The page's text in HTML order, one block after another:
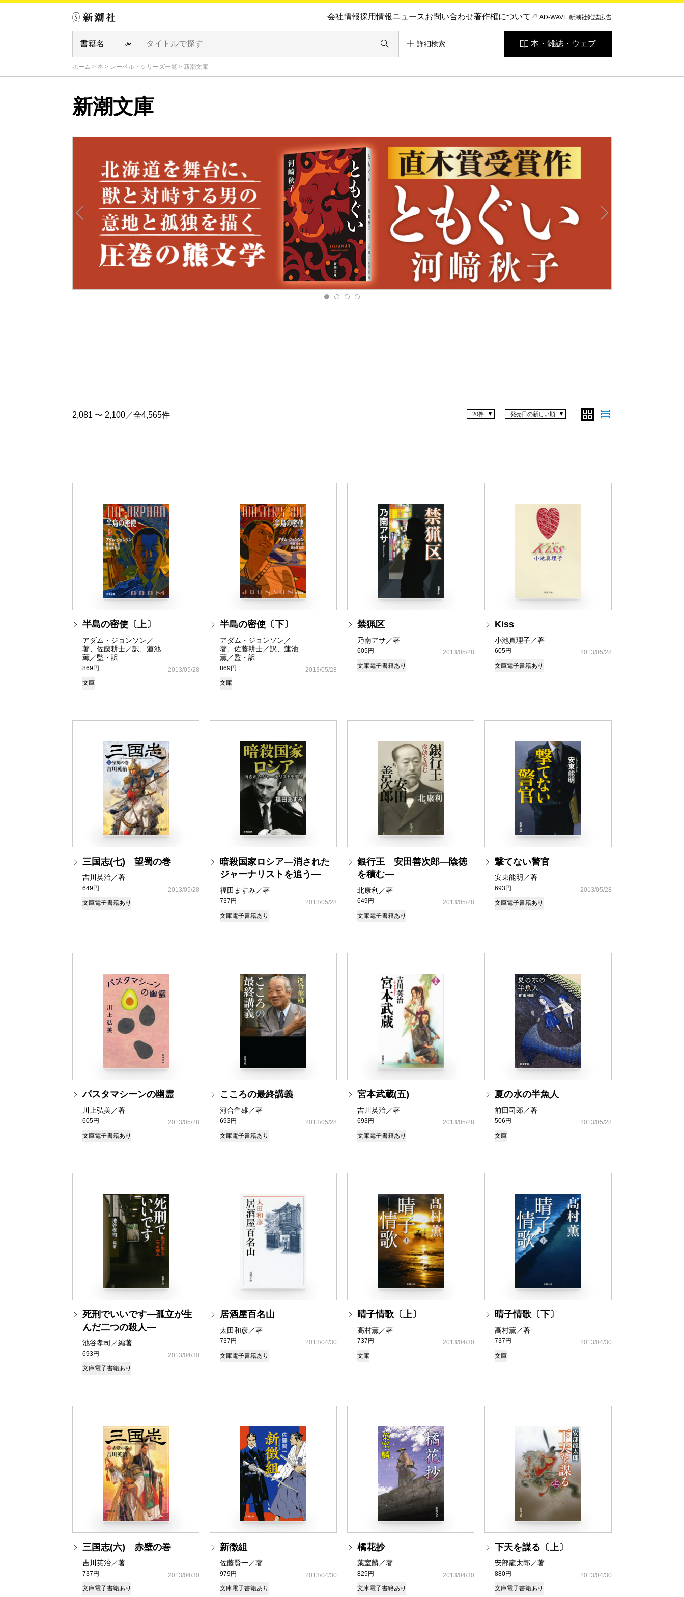
会社情報採用情報ニュースお問い合わせ著作権について AD-WAVE 新潮社雑誌広告
詳細検索 本・雑誌・ウェブ
ホーム > 本 > レーベル・シリーズ一覧 > 新潮文庫
新潮文庫
2,081 〜 2,100／全4,565件 発売日の新しい順
20件
半島の密使〔上〕
アダム・ジョンソン／
著、佐藤耕士／訳、蓮池
薫／監・訳
869円
2013/05/28
文庫
半島の密使〔下〕
アダム・ジョンソン／
著、佐藤耕士／訳、蓮池
薫／監・訳
869円
2013/05/28
文庫
禁猟区
乃南アサ／著
605円
2013/05/28
文庫電子書籍あり
Kiss
小池真理子／著
605円
2013/05/28
文庫電子書籍あり
三国志(七) 望蜀の巻
吉川英治／著
649円
2013/05/28
文庫電子書籍あり
暗殺国家ロシア―消された
ジャーナリストを追う―
福田ますみ／著
737円
2013/05/28
文庫電子書籍あり
銀行王 安田善次郎―陰徳
を積む―
北康利／著
649円
2013/05/28
文庫電子書籍あり
撃てない警官
安東能明／著
693円
2013/05/28
文庫電子書籍あり
パスタマシーンの幽霊
川上弘美／著
605円
2013/05/28
文庫電子書籍あり
こころの最終講義
河合隼雄／著
693円
2013/05/28
文庫電子書籍あり
宮本武蔵(五)
吉川英治／著
693円
2013/05/28
文庫電子書籍あり
夏の水の半魚人
前田司郎／著
506円
2013/05/28
文庫
死刑でいいです―孤立が生
んだ二つの殺人―
池谷孝司／編著
693円
2013/04/30
文庫電子書籍あり
居酒屋百名山
太田和彦／著
737円
2013/04/30
文庫電子書籍あり
晴子情歌〔上〕
高村薫／著
737円
2013/04/30
文庫
晴子情歌〔下〕
高村薫／著
737円
2013/04/30
文庫
三国志(六) 赤壁の巻
吉川英治／著
737円
2013/04/30
文庫電子書籍あり
新徴組
佐藤賢一／著
979円
2013/04/30
文庫電子書籍あり
橘花抄
葉室麟／著
825円
2013/04/30
文庫電子書籍あり
下天を謀る〔上〕
安部龍太郎／著
880円
2013/04/30
文庫電子書籍あり